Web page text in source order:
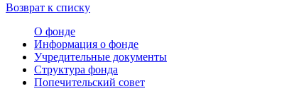
Возврат к списку
О фонде
Информация о фонде
Учредительные документы
Структура фонда
Попечительский совет